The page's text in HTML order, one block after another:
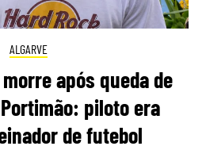
ALGARVE
após queda de
piloto era
de futebol